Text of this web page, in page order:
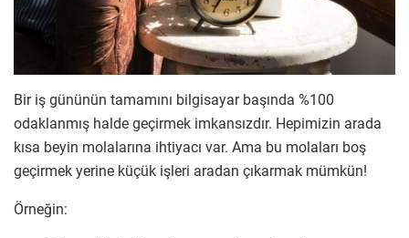
Bir iş gününün tamamını bilgisayar başında %100
odaklanmış halde geçirmek imkansızdır. Hepimizin arada
kısa beyin molalarına ihtiyacı var. Ama bu molaları boş
geçirmek yerine küçük işleri aradan çıkarmak mümkün!
Örneğin: